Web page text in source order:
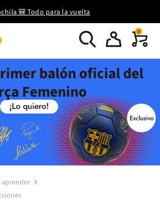
🎒 Todo para la vuelta
0
balón oficial del
Femenino
aprender